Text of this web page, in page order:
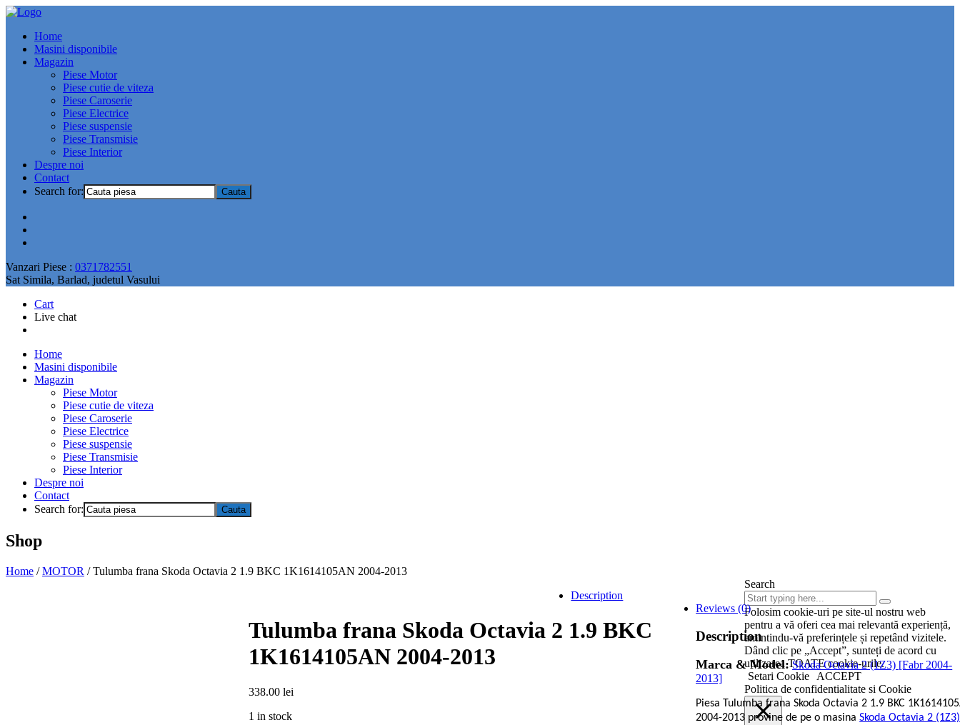
Home
Masini disponibile
Magazin
Piese Motor
Piese cutie de viteza
Piese Caroserie
Piese Electrice
Piese suspensie
Piese Transmisie
Piese Interior
Despre noi
Contact
Search for:
Vanzari Piese : 0371782551
Sat Simila, Barlad, judetul Vasului
Cart
Live chat
Home
Masini disponibile
Magazin
Piese Motor
Piese cutie de viteza
Piese Caroserie
Piese Electrice
Piese suspensie
Piese Transmisie
Piese Interior
Despre noi
Contact
Search for:
Shop
Home /MOTOR / Tulumba frana Skoda Octavia 2 1.9 BKC 1K1614105AN 2004-2013
Tulumba frana Skoda Octavia 2 1.9 BKC
1K1614105AN 2004-2013
338.00 lei
1 in stock
Description
Reviews (0)
Description
Marca & Model: Skoda Octavia 2 (1Z3) [Fabr 2004-
2013]
Piesa Tulumba frana Skoda Octavia 2 1.9 BKC
2004-2013 provine de pe o masinaSkoda Octavia 2 (1Z3)
Search
Folosim cookie-uri pe site-ul nostru web
pentru a vă oferi cea mai relevantă experiență,
amintindu-vă preferințele și repetând vizitele.
Dând clic pe „Accept”, sunteți de acord cu
utilizarea TOATE cookie-urile.
Setari Cookie
ACCEPT
Politica de confidentialitate si Cookie